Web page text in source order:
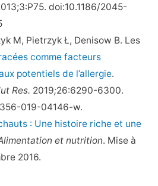
doi:10.1186/2045-
M, Pietrzyk Ł, Denisow B. Les
comme facteurs
potentiels de l’allergie.
Res. 2019;26:6290-6300.
019-04146-w.
: Une histoire riche et une
et nutrition. Mise à
2016.